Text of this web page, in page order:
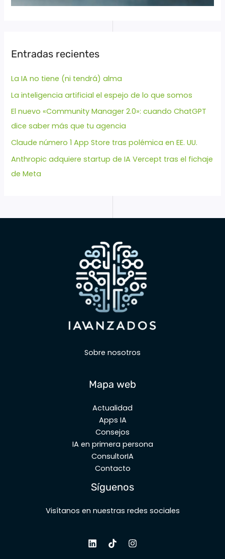
Entradas recientes
La IA no tiene (ni tendrá) alma
La inteligencia artificial el espejo de lo que somos
El nuevo «Community Manager 2.0»: cuando ChatGPT
dice saber más que tu agencia
Claude número 1 App Store tras polémica en EE. UU.
Anthropic adquiere startup de IA Vercept tras el fichaje
de Meta
Sobre nosotros
Mapa web
Actualidad
Apps IA
Consejos
IA en primera persona
ConsultorIA
Contacto
Síguenos
Visítanos en nuestras redes sociales